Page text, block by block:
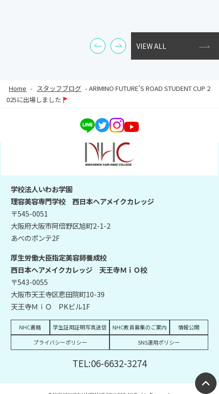
VIEW ALL
Home - スタッフブログ -ARIMINO FUTURE’S ROAD STUDENT CUP 2
025に出場しました
学校法人いわお学園
理容美容専門学校 西日本ヘアメイクカレッジ
〒545-0051
大阪府大阪市阿倍野区旭町2-1-2
あべのポンテ2F
厚生労働大臣指定美容師養成校
西日本ヘアメイクカレッジ 天王寺ＭｉＯ校
〒543-0055
大阪市天王寺区悲田院町10-39
天王寺ＭｉＯ PKビル1F
NHC書籍 学生証用証明写真送信 NHC教員募集のご案内
情報公開
プライバシーポリシー
SNS運用ポリシー
TEL:06-6632-3274